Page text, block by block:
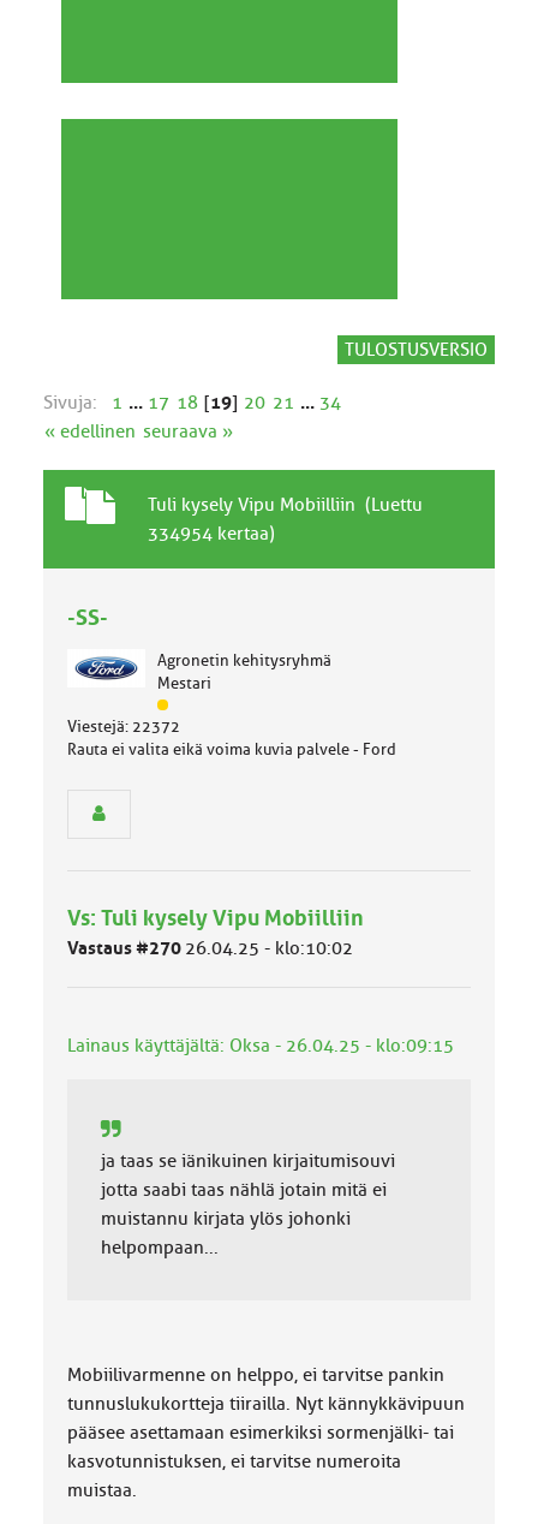
TULOSTUSVERSIO
Sivuja: 1 ... 17 18 [19] 20 21 ... 34
« edellinen seuraava »
a
a
n
a
A
i
Tuli kysely Vipu Mobiilliin (Luettu
334954 kertaa)
-SS-
Agronetin kehitysryhmä
Mestari
J
ä
s
ä
l
u
a
Viestejä: 22372
Rauta ei valita eikä voima kuvia palvele - Ford
Vs: Tuli kysely Vipu Mobiilliin
Vastaus #270 26.04.25 - klo:10:02
Lainaus käyttäjältä: Oksa - 26.04.25 - klo:09:15
ja taas se iänikuinen kirjaitumisouvi
jotta saabi taas nählä jotain mitä ei
muistannu kirjata ylös johonki
helpompaan...
Mobiilivarmenne on helppo, ei tarvitse pankin
tunnuslukukortteja tiirailla. Nyt kännykkävipuun
pääsee asettamaan esimerkiksi sormenjälki- tai
kasvotunnistuksen, ei tarvitse numeroita
muistaa.